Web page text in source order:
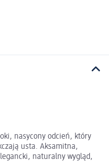
nasycony odcień, który
usta. Aksamitna,
naturalny wygląd,